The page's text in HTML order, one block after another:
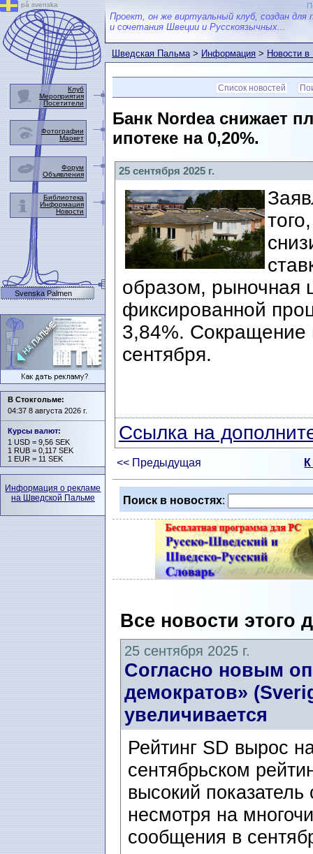
Проект, он же виртуальный клуб, создан для
и сочетания Швеции и Русскоязычных...
Шведская Пальма>Информация>Новости
Список новостей
Банк Nordea снижает
ипотеке на 0,20%.
25 сентября 2025 г.
образом, рыночная
фиксированной
3,84%. Сокращение
сентября.
Ссылка на
<< Предыдущая
Поиск в новостях:
Все новости этого
25 сентября 2025 г.
Согласно новым
демократов»
увеличивается
Рейтинг SD вырос
сентябрьском
высокий
несмотря на
сообщения в
på svenska
Клуб
Мероприятия
Посетители
Фотографии
Маркет
Форум
Объявления
Библиотека
Информация
Новости
Svenska Palmen
В Стокгольме:
04:37 8 августа 2026 г.
Курсы валют:
1 USD = 9,56 SEK
1 RUB = 0,117 SEK
1 EUR = 11 SEK
Информация о рекламе
на Шведской Пальме